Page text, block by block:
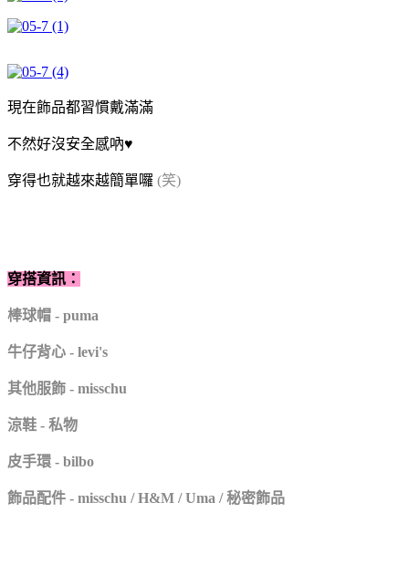
現在飾品都習慣戴滿滿
不然好沒安全感吶♥
穿得也就越來越簡單囉 (笑)
穿搭資訊：
棒球帽 - puma
牛仔背心 - levi's
其他服飾 - misschu
涼鞋 - 私物
皮手環 - bilbo
飾品配件 - misschu / H&M / Uma / 秘密飾品